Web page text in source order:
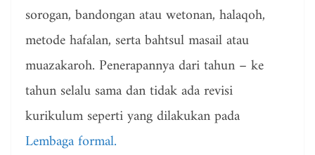
sorogan, bandongan atau wetonan, halaqoh,
metode hafalan, serta bahtsul masail atau
muazakaroh. Penerapannya dari tahun – ke
tahun selalu sama dan tidak ada revisi
kurikulum seperti yang dilakukan pada
Lembaga formal.